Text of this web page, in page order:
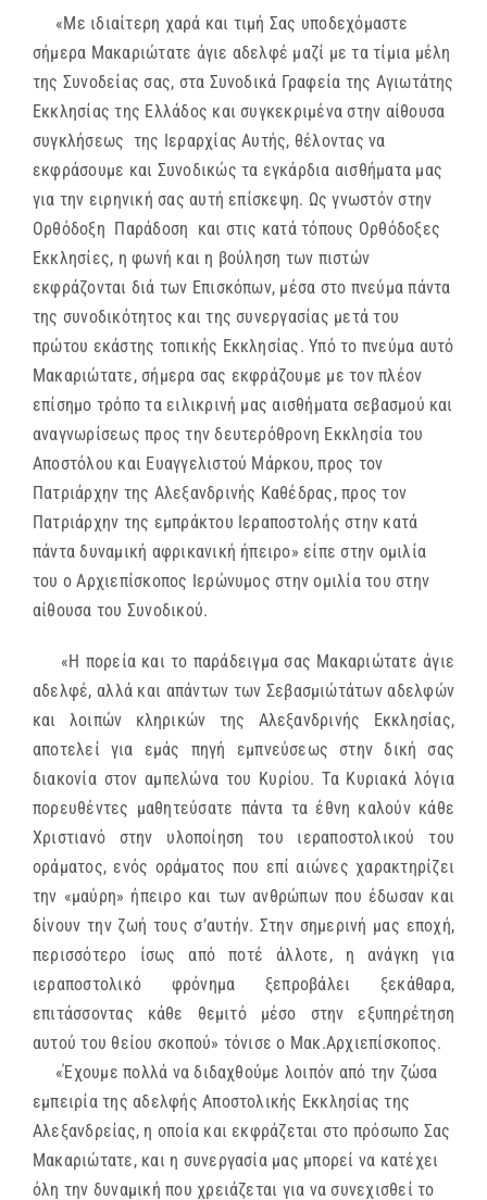
«Με ιδιαίτερη χαρά και τιμή Σας υποδεχόμαστε
σήμερα Μακαριώτατε άγιε αδελφέ μαζί με τα τίμια μέλη
της Συνοδείας σας, στα Συνοδικά Γραφεία της Αγιωτάτης
Εκκλησίας της Ελλάδος και συγκεκριμένα στην αίθουσα
συγκλήσεως της Ιεραρχίας Αυτής, θέλοντας να
εκφράσουμε και Συνοδικώς τα εγκάρδια αισθήματα μας
για την ειρηνική σας αυτή επίσκεψη. Ως γνωστόν στην
Ορθόδοξη Παράδοση και στις κατά τόπους Ορθόδοξες
Εκκλησίες, η φωνή και η βούληση των πιστών
εκφράζονται διά των Επισκόπων, μέσα στο πνεύμα πάντα
της συνοδικότητος και της συνεργασίας μετά του
πρώτου εκάστης τοπικής Εκκλησίας. Υπό το πνεύμα αυτό
Μακαριώτατε, σήμερα σας εκφράζουμε με τον πλέον
επίσημο τρόπο τα ειλικρινή μας αισθήματα σεβασμού και
αναγνωρίσεως προς την δευτερόθρονη Εκκλησία του
Αποστόλου και Ευαγγελιστού Μάρκου, προς τον
Πατριάρχην της Αλεξανδρινής Καθέδρας, προς τον
Πατριάρχην της εμπράκτου Ιεραποστολής στην κατά
πάντα δυναμική αφρικανική ήπειρο» είπε στην ομιλία
του ο Αρχιεπίσκοπος Ιερώνυμος στην ομιλία του στην
αίθουσα του Συνοδικού.
«Η πορεία και το παράδειγμα σας Μακαριώτατε άγιε
αδελφέ, αλλά και απάντων των Σεβασμιώτάτων αδελφών
και λοιπών κληρικών της Αλεξανδρινής Εκκλησίας,
αποτελεί για εμάς πηγή εμπνεύσεως στην δική σας
διακονία στον αμπελώνα του Κυρίου. Τα Κυριακά λόγια
πορευθέντες μαθητεύσατε πάντα τα έθνη καλούν κάθε
Χριστιανό στην υλοποίηση του ιεραποστολικού του
οράματος, ενός οράματος που επί αιώνες χαρακτηρίζει
την «μαύρη» ήπειρο και των ανθρώπων που έδωσαν και
δίνουν την ζωή τους σ’αυτήν. Στην σημερινή μας εποχή,
περισσότερο ίσως από ποτέ άλλοτε, η ανάγκη για
ιεραποστολικό φρόνημα ξεπροβάλει ξεκάθαρα,
επιτάσσοντας κάθε θεμιτό μέσο στην εξυπηρέτηση
αυτού του θείου σκοπού» τόνισε ο Μακ.Αρχιεπίσκοπος.
«Έχουμε πολλά να διδαχθούμε λοιπόν από την ζώσα
εμπειρία της αδελφής Αποστολικής Εκκλησίας της
Αλεξανδρείας, η οποία και εκφράζεται στο πρόσωπο Σας
Μακαριώτατε, και η συνεργασία μας μπορεί να κατέχει
όλη την δυναμική που χρειάζεται για να συνεχισθεί το